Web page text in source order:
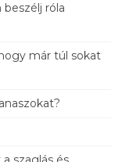
róla
már túl sokat